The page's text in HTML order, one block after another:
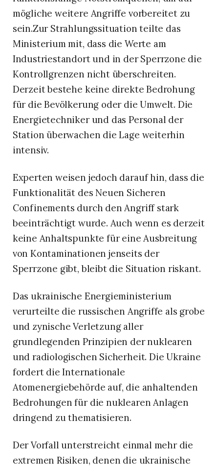
mögliche weitere Angriffe vorbereitet zu
sein.Zur Strahlungssituation teilte das
Ministerium mit, dass die Werte am
Industriestandort und in der Sperrzone die
Kontrollgrenzen nicht überschreiten.
Derzeit bestehe keine direkte Bedrohung
für die Bevölkerung oder die Umwelt. Die
Energietechniker und das Personal der
Station überwachen die Lage weiterhin
intensiv.
Experten weisen jedoch darauf hin, dass die
Funktionalität des Neuen Sicheren
Confinements durch den Angriff stark
beeinträchtigt wurde. Auch wenn es derzeit
keine Anhaltspunkte für eine Ausbreitung
von Kontaminationen jenseits der
Sperrzone gibt, bleibt die Situation riskant.
Das ukrainische Energieministerium
verurteilte die russischen Angriffe als grobe
und zynische Verletzung aller
grundlegenden Prinzipien der nuklearen
und radiologischen Sicherheit. Die Ukraine
fordert die Internationale
Atomenergiebehörde auf, die anhaltenden
Bedrohungen für die nuklearen Anlagen
dringend zu thematisieren.
Der Vorfall unterstreicht einmal mehr die
extremen Risiken, denen die ukrainische